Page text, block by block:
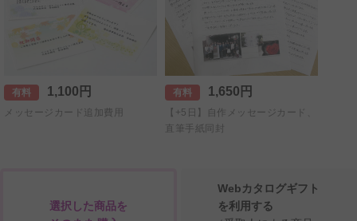
有料 1,100円
メッセージカード追加費用
有料 1,650円
【+5日】自作メッセージカード、
直筆手紙同封
選択した商品を
Webカタログギフト
を利用する